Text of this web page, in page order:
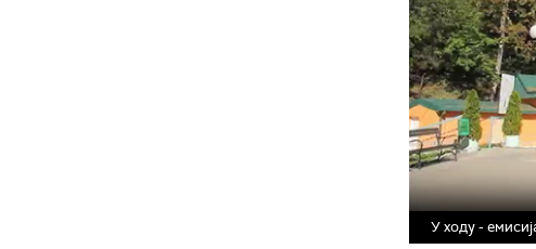
У ходу -